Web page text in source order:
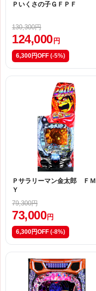
Ｐいくさの子ＧＦＰＦ
130,300円
124,000円
6,300円OFF (-5%)
Ｐサラリーマン金太郎 ＦＭ
Ｙ
79,300円
73,000 円
6,300円OFF (-8%)